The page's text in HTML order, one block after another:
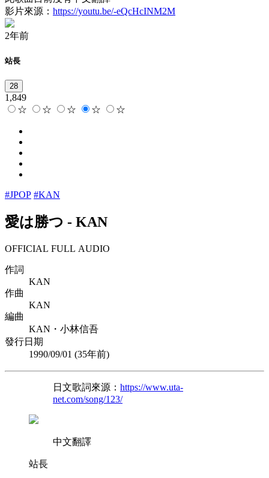
影片來源： https://youtu.be/-eQcHcINM2M
2年前
站長
28
1,849
☆
☆ ☆ ☆ ☆
#JPOP #KAN
愛は勝つ - KAN
OFFICIAL FULL AUDIO
作詞
KAN
作曲
KAN
編曲
KAN・小林信吾
發行日期
1990/09/01 (35年前)
日文歌詞來源： https://www.uta-
net.com/song/123/
中文翻譯
站長